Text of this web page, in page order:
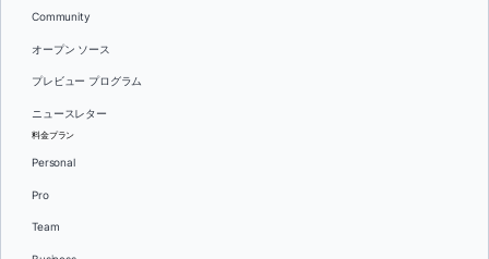
Community
オープン ソース
プレビュー プログラム
ニュースレター
料金プラン
Personal
Pro
Team